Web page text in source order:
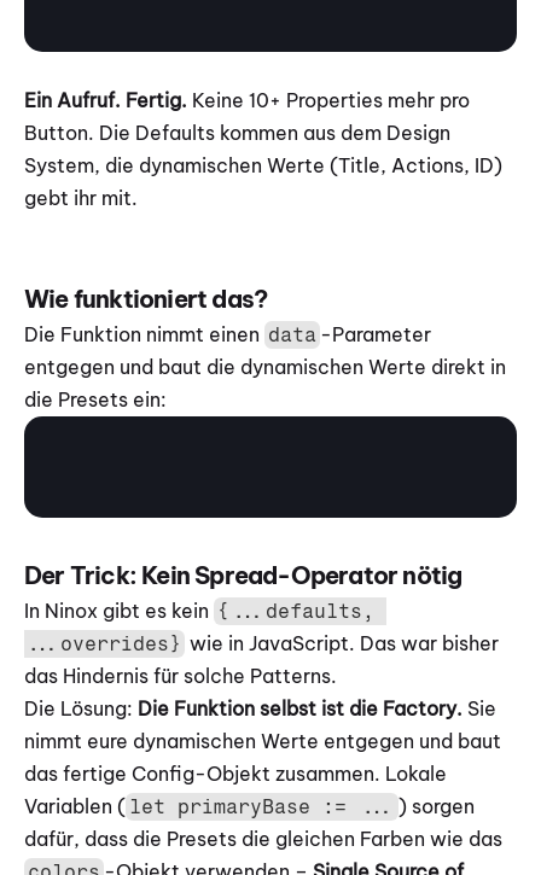
Ein Aufruf. Fertig. Keine 10+ Properties mehr pro
Button. Die Defaults kommen aus dem Design
System, die dynamischen Werte (Title, Actions, ID)
gebt ihr mit.
Wie funktioniert das?
Die Funktion nimmt einen data -Parameter
entgegen und baut die dynamischen Werte direkt in
die Presets ein:
Der Trick: Kein Spread-Operator nötig
In Ninox gibt es kein {...defaults,
...overrides} wie in JavaScript. Das war bisher
das Hindernis für solche Patterns.
Die Lösung: Die Funktion selbst ist die Factory. Sie
nimmt eure dynamischen Werte entgegen und baut
das fertige Config-Objekt zusammen. Lokale
Variablen ( let primaryBase := ... ) sorgen